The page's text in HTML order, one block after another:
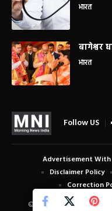
भारत
बागेश्वर
भारत
Follow US
© Copyright 2024
Advertisement With
Disclaimer Policy
Correction